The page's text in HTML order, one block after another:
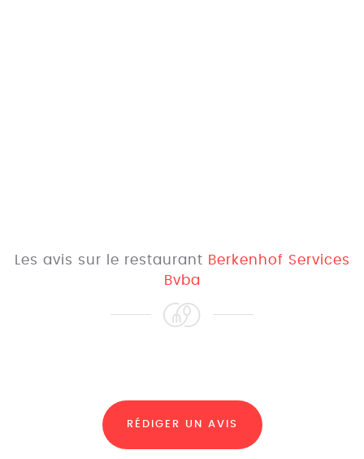
Les avis sur le restaurant Berkenhof Services
Bvba
RÉDIGER UN AVIS